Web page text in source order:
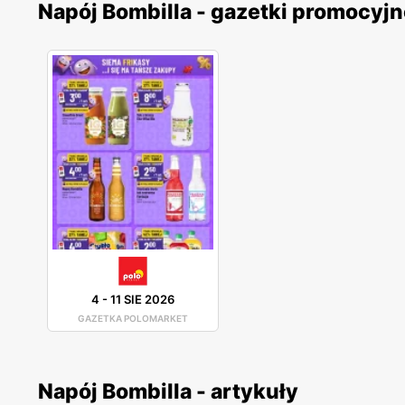
Napój Bombilla - gazetki
4 -11 SIE 2026
GAZETKA POLOMARKET
Napój Bombilla - artykuły